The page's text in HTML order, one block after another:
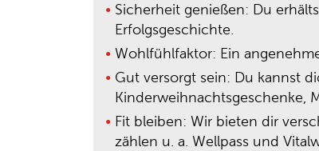
Sicherheit genießen: Du
Erfolgsgeschichte.
Wohlfühlfaktor: Ein
Gut versorgt sein: Du kannst
Kinderweihnachtsgeschenke,
Fit bleiben: Wir bieten dir
zählen u. a. Wellpass und